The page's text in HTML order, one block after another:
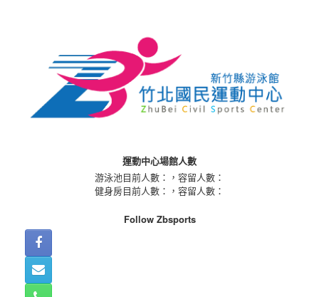
運動中心場館人數
游泳池目前人數：
，容留人數：
健身房目前人數：
，容留人數：
Follow Zbsports